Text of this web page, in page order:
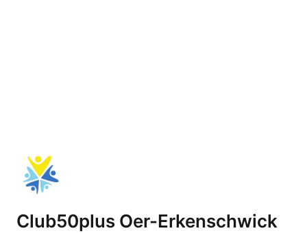
Club50plus Oer-Erkenschwick